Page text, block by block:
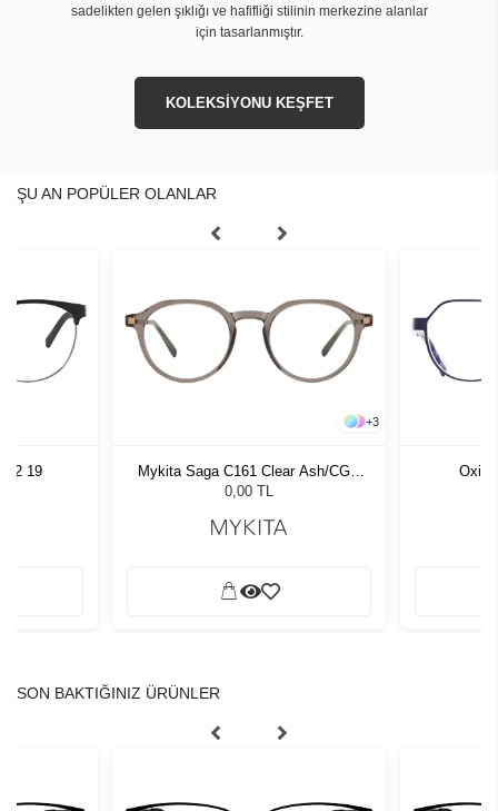
sadelikten gelen şıklığı ve hafifliği stilinin merkezine alanlar
için tasarlanmıştır.
KOLEKSİYONU KEŞFET
ŞU AN POPÜLER OLANLAR
52 19
+3
Mykita Saga C161 Clear Ash/CGD
778
0,00 TL
SON BAKTIĞINIZ ÜRÜNLER